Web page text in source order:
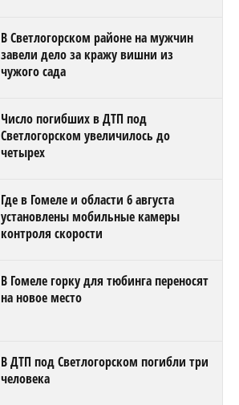
В Светлогорском районе на мужчин
завели дело за кражу вишни из
чужого сада
Число погибших в ДТП под
Светлогорском увеличилось до
четырех
Где в Гомеле и области 6 августа
установлены мобильные камеры
контроля скорости
В Гомеле горку для тюбинга переносят
на новое место
В ДТП под Светлогорском погибли три
человека